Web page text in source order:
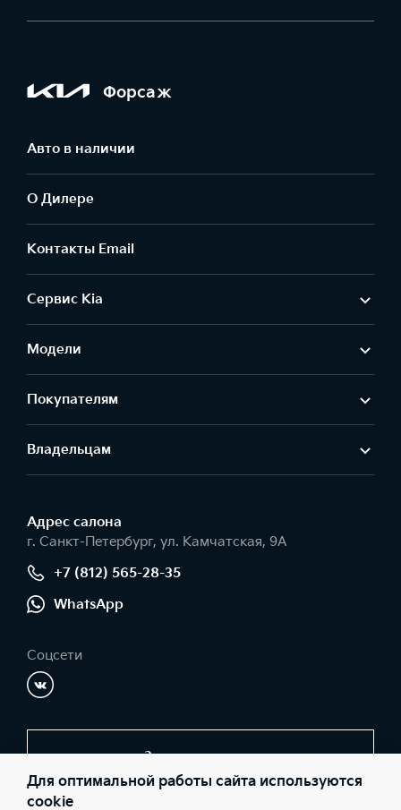
Форсаж
Авто в наличии
О Дилере
Контакты Email
Сервис Kia
Модели
Покупателям
Владельцам
Адрес салонa
г. Санкт-Петербург, ул. Камчатская, 9А
+7 (812) 565-28-35
WhatsApp
Соцсети
Заказать звонок
Для оптимальной работы сайта используются
cookie